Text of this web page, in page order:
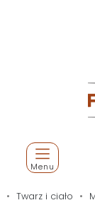
Menu
Twarz i ciało